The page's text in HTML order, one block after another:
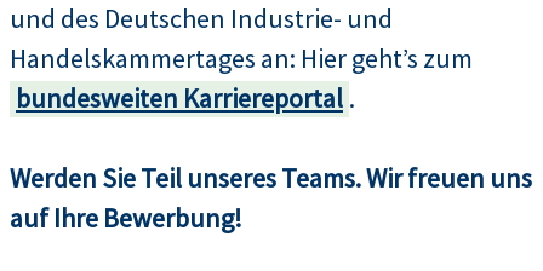
und des Deutschen Industrie- und
Handelskammertages an: Hier geht’s zum
bundesweiten Karriereportal .
Werden Sie Teil unseres Teams. Wir freuen uns
auf Ihre Bewerbung!